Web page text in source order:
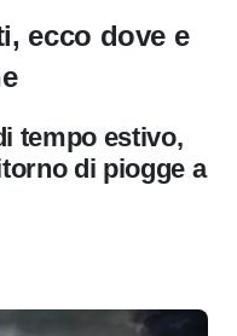
ecco dove e
tempo estivo,
di piogge a